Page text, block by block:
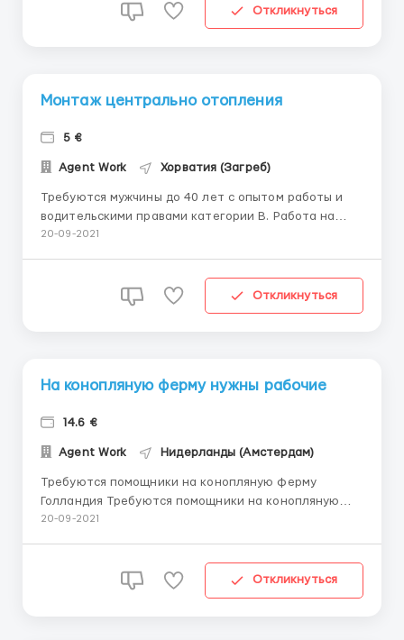
Откликнуться
Монтаж центрально отопления
5 €
Agent Work Хорватия (Загреб)
Требуются мужчины до 40 лет с опытом работы и
водительскими правами категории В. Работа на
разных объектах по всей Хорватии. Ставка
проживание, инструменты, спецодежду. Работа по
самостоятельному выполнению ин...
20-09-2021
Откликнуться
На конопляную ферму нужны рабочие
14.6 €
Agent Work Нидерланды (Амстердам)
Требуются помощники на конопляную ферму
Голландия Требуются помощники на конопляную
ферму в теплицах Мужчины, женщины, семейные
грузовую машину, уход за растениями Возрастные
ограничения: до 50 лет. Ставка 14.6 ...
20-09-2021
Откликнуться